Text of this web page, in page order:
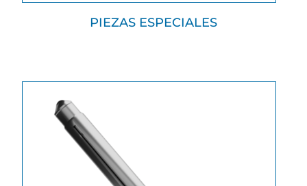
PIEZAS ESPECIALES